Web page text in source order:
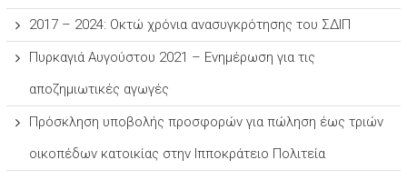
2017 – 2024: Οκτώ χρόνια ανασυγκρότησης του ΣΔΙΠ
Πυρκαγιά Αυγούστου 2021 – Ενημέρωση για τις
αποζημιωτικές αγωγές
Πρόσκληση υποβολής προσφορών για πώληση έως τριών
οικοπέδων κατοικίας στην Ιπποκράτειο Πολιτεία